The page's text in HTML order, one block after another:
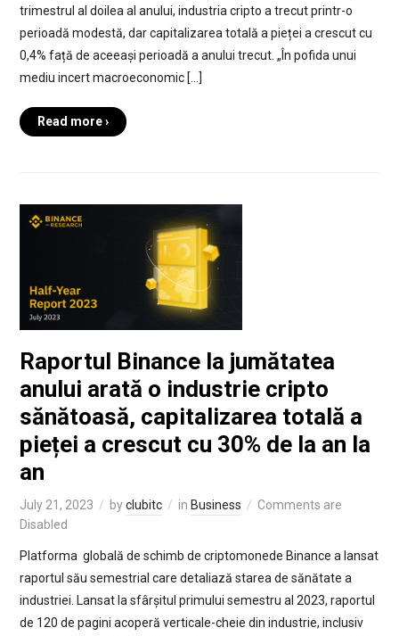
trimestrul al doilea al anului, industria cripto a trecut printr-o
perioadă modestă, dar capitalizarea totală a pieței a crescut cu
0,4% față de aceeași perioadă a anului trecut. „În pofida unui
mediu incert macroeconomic […]
Read more ›
Raportul Binance la jumătatea
anului arată o industrie cripto
sănătoasă, capitalizarea totală a
pieței a crescut cu 30% de la an la
an
July 21, 2023 byclubitc in Business
Comments are
Disabled
Platforma globală de schimb de criptomonede Binance a lansat
raportul său semestrial care detaliază starea de sănătate a
industriei. Lansat la sfârșitul primului semestru al 2023, raportul
de 120 de pagini acoperă verticale-cheie din industrie, inclusiv